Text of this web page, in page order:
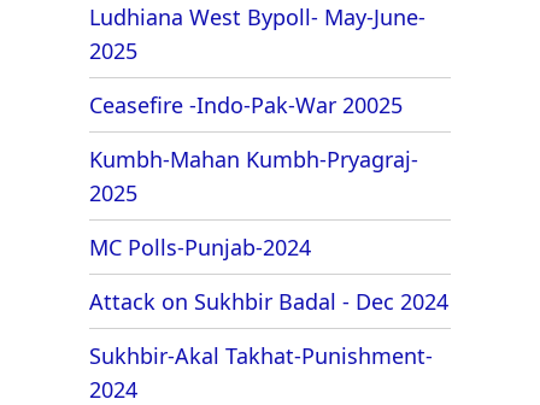
Ludhiana West Bypoll- May-June-
2025
Ceasefire -Indo-Pak-War 20025
Kumbh-Mahan Kumbh-Pryagraj-
2025
MC Polls-Punjab-2024
Attack on Sukhbir Badal - Dec 2024
Sukhbir-Akal Takhat-Punishment-
2024